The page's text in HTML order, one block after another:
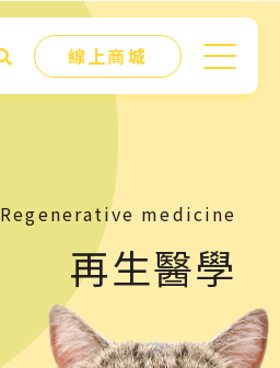
線上商城
Regenerative medicine
再生醫學